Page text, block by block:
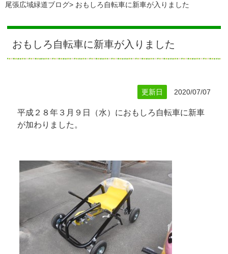
尾張広域緑道ブログ
おもしろ自転車に新車が入りました
おもしろ自転車に新車が入りました
更新日 2020/07/07
平成２８年３月９日（水）におもしろ自転車に新車
が加わりました。